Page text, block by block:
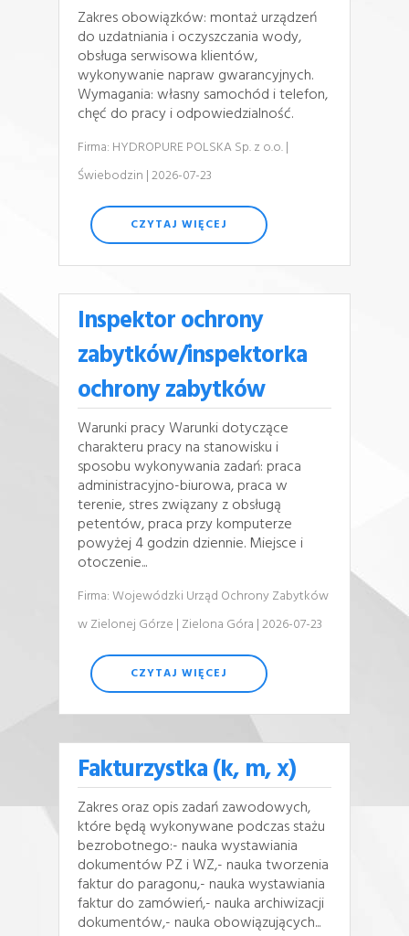
Zakres obowiązków: montaż urządzeń
do uzdatniania i oczyszczania wody,
obsługa serwisowa klientów,
wykonywanie napraw gwarancyjnych.
Wymagania: własny samochód i telefon,
chęć do pracy i odpowiedzialność.
Firma: HYDROPURE POLSKA Sp. z o.o.|
Świebodzin | 2026-07-23
CZYTAJ WIĘCEJ
Inspektor ochrony
zabytków/inspektorka
ochrony zabytków
Warunki pracy Warunki dotyczące
charakteru pracy na stanowisku i
sposobu wykonywania zadań: praca
administracyjno-biurowa, praca w
terenie, stres związany z obsługą
petentów, praca przy komputerze
powyżej 4 godzin dziennie. Miejsce i
otoczenie...
Firma: Wojewódzki Urząd Ochrony Zabytków
w Zielonej Górze | Zielona Góra | 2026-07-23
CZYTAJ WIĘCEJ
Fakturzystka (k, m, x)
Zakres oraz opis zadań zawodowych,
które będą wykonywane podczas stażu
bezrobotnego:- nauka wystawiania
dokumentów PZ i WZ,- nauka tworzenia
faktur do paragonu,- nauka wystawiania
faktur do zamówień,- nauka archiwizacji
dokumentów,- nauka obowiązujących...